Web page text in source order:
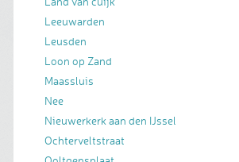
Leeuwarden
Leusden
Loon op Zand
Maassluis
Nee
Nieuwerkerk aan den IJssel
Ochterveltstraat